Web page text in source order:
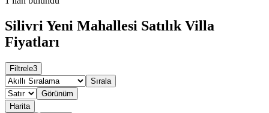
Silivri Yeni Mahallesi Satılık Villa
Fiyatları
Filtrele3
Sırala
Görünüm
Harita